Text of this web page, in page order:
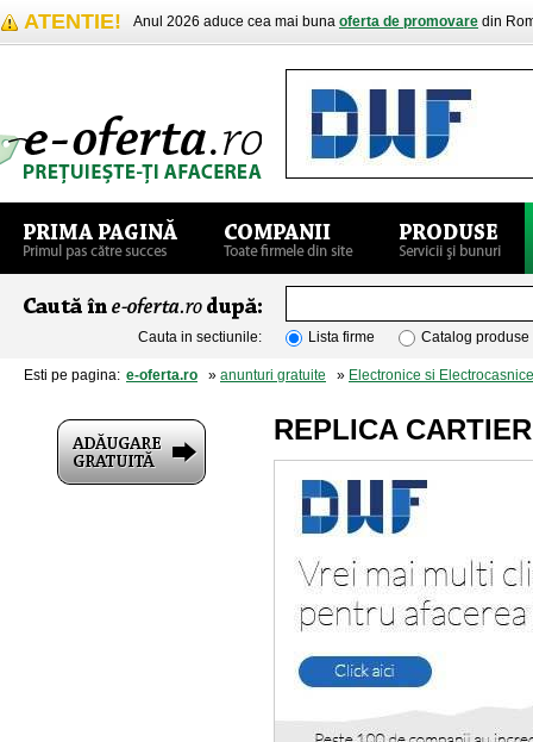
ATENTIE! Anul 2026 aduce cea mai buna oferta de promovare din
Cauta in sectiunile: Lista firme Catalog produse
Esti pe pagina: e-oferta.ro » anunturi gratuite » Electronice si Electrocasnice
REPLICA